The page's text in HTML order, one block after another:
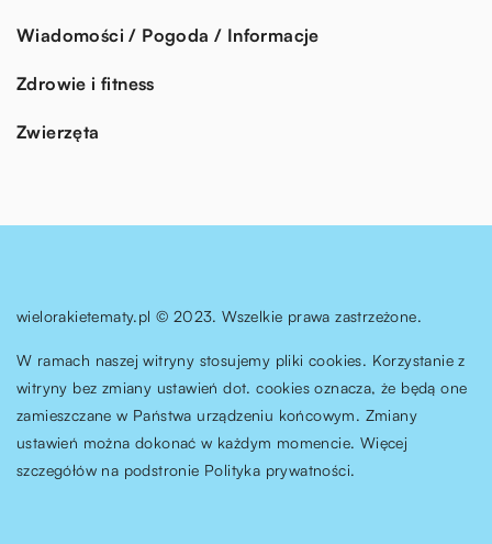
Wiadomości / Pogoda / Informacje
Zdrowie i fitness
Zwierzęta
wielorakietematy.pl © 2023. Wszelkie prawa zastrzeżone.
W ramach naszej witryny stosujemy pliki cookies. Korzystanie z
witryny bez zmiany ustawień dot. cookies oznacza, że będą one
zamieszczane w Państwa urządzeniu końcowym. Zmiany
ustawień można dokonać w każdym momencie. Więcej
szczegółów na podstronie Polityka prywatności.